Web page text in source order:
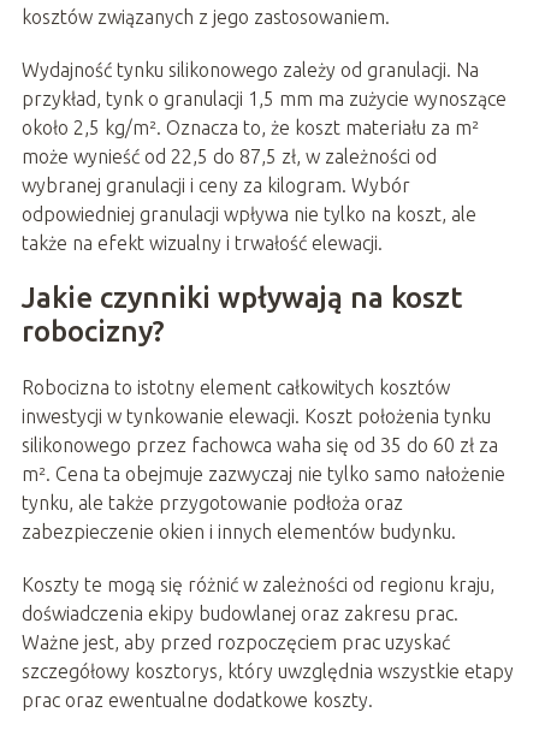
kosztów związanych z jego zastosowaniem.
Wydajność tynku silikonowego zależy od granulacji. Na
przykład, tynk o granulacji 1,5 mm ma zużycie wynoszące
około 2,5 kg/m². Oznacza to, że koszt materiału za m²
może wynieść od 22,5 do 87,5 zł, w zależności od
wybranej granulacji i ceny za kilogram. Wybór
odpowiedniej granulacji wpływa nie tylko na koszt, ale
także na efekt wizualny i trwałość elewacji.
Jakie czynniki wpływają na koszt
robocizny?
Robocizna to istotny element całkowitych kosztów
inwestycji w tynkowanie elewacji. Koszt położenia tynku
silikonowego przez fachowca waha się od 35 do 60 zł za
m². Cena ta obejmuje zazwyczaj nie tylko samo nałożenie
tynku, ale także przygotowanie podłoża oraz
zabezpieczenie okien i innych elementów budynku.
Koszty te mogą się różnić w zależności od regionu kraju,
doświadczenia ekipy budowlanej oraz zakresu prac.
Ważne jest, aby przed rozpoczęciem prac uzyskać
szczegółowy kosztorys, który uwzględnia wszystkie etapy
prac oraz ewentualne dodatkowe koszty.